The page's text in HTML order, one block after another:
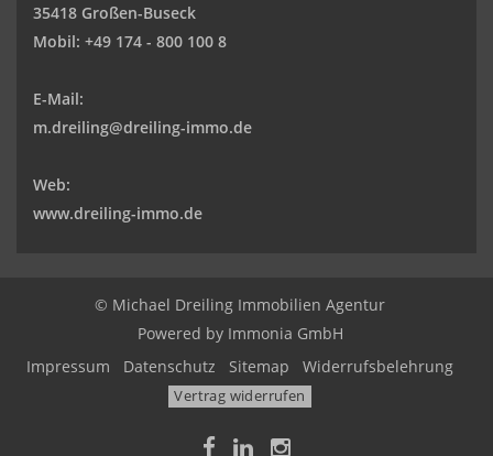
35418 Großen-Buseck
Mobil: +49 174 - 800 100 8
E-Mail:
m.dreiling@dreiling-immo.de
Web:
www.dreiling-immo.de
© Michael Dreiling Immobilien Agentur
Powered by Immonia GmbH
Impressum
Datenschutz Sitemap Widerrufsbelehrung
Vertrag widerrufen